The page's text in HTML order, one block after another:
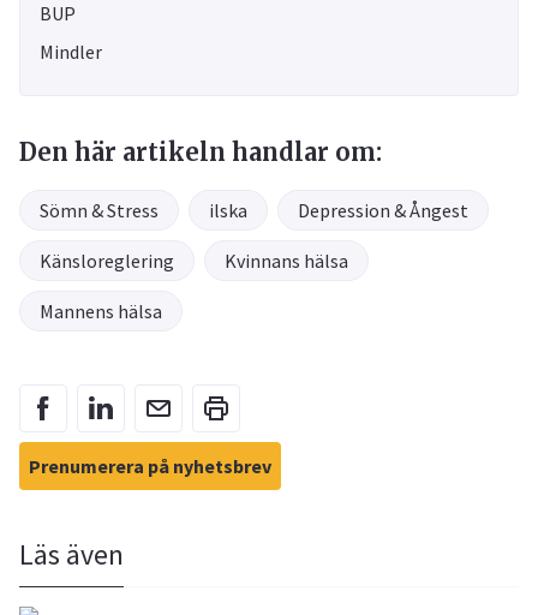
BUP
Mindler
Den här artikeln handlar om:
Sömn & Stress ilska Depression & Ångest
Känsloreglering Kvinnans hälsa
Mannens hälsa
Prenumerera på nyhetsbrev
Läs även